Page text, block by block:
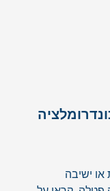
או ישיבה